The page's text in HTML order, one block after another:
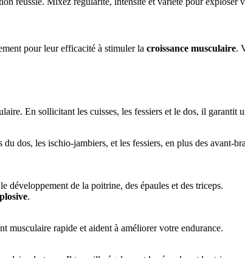
pour leur efficacité à stimuler la croissance musculaire.
En sollicitant les cuisses, les fessiers et le dos, il garantit
dos, les ischio-jambiers, et les fessiers, en plus des avant-
développement de la poitrine, des épaules et des triceps.
.
musculaire rapide et aident à améliorer votre endurance.